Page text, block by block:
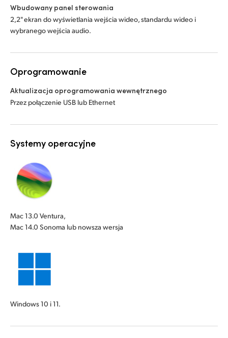
Wbudowany panel sterowania
2,2" ekran do wyświetlania wejścia wideo, standardu wideo i
wybranego wejścia audio.
Oprogramowanie
Aktualizacja oprogramowania wewnętrznego
Przez połączenie USB lub Ethernet
Systemy operacyjne
Mac 13.0 Ventura,
Mac 14.0 Sonoma lub nowsza wersja
Windows 10 i 11.